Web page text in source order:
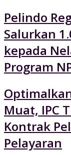
Pelindo
Salurkan
kepada
Program
Muat, IPC
Kontrak
Pelayaran